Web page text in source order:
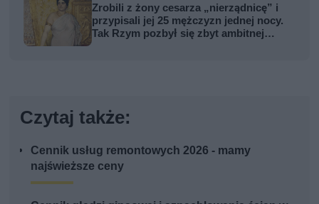
Zrobili z żony cesarza „nierządnicę” i
przypisali jej 25 mężczyzn jednej nocy.
Tak Rzym pozbył się zbyt ambitnej
Czytaj także:
Cennik usług remontowych 2026 - mamy
najświeższe ceny